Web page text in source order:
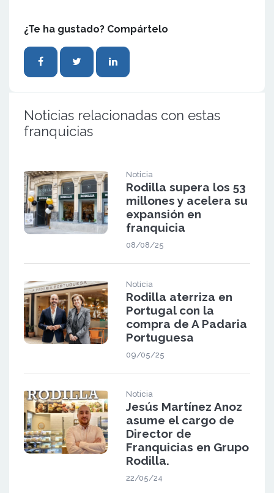
¿Te ha gustado? Compártelo
Noticias relacionadas con estas
franquicias
Noticia
Rodilla supera los 53
millones y acelera su
expansión en
franquicia
08/08/25
Noticia
Rodilla aterriza en
Portugal con la
compra de A Padaria
Portuguesa
09/05/25
Noticia
Jesús Martínez Anoz
asume el cargo de
Director de
Franquicias en Grupo
Rodilla.
22/05/24